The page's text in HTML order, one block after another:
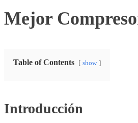
Mejor
Table of Contents show
Introducción